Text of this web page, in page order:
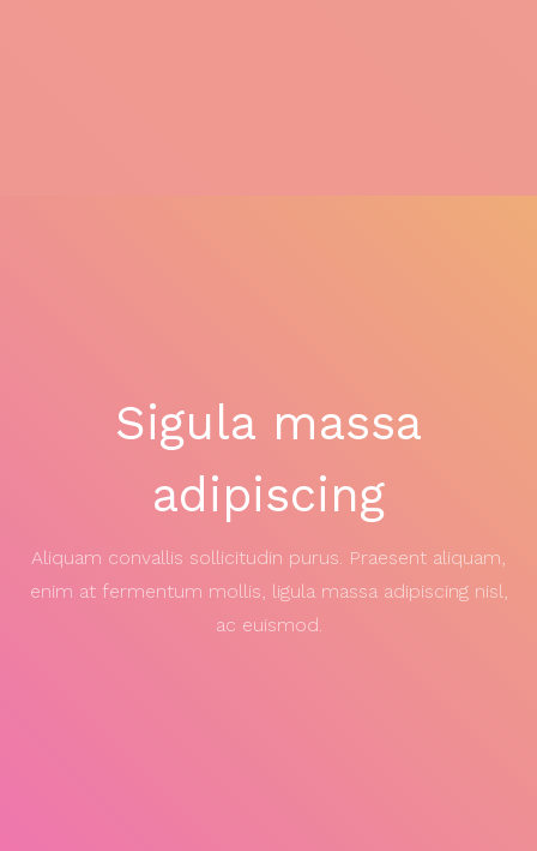
Sigula massa
adipiscing
Aliquam convallis sollicitudin purus. Praesent aliquam,
enim at fermentum mollis, ligula massa adipiscing nisl,
ac euismod.